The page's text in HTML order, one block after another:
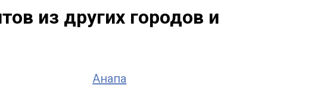
из других городов и
Анапа